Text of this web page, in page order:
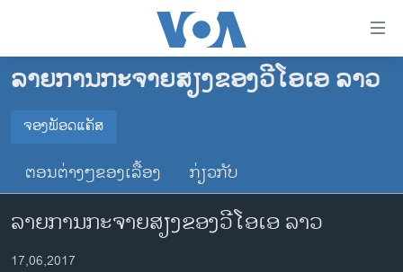
ເຂົ້າ
ຂ້າມ
ໄປ
ຊອກ
ຄົ້ນ
ໂຮມເພຈ
ລາວ
ອາເມຣິກາ
ການເລືອກຕັ້ງ ປະທານາທີບໍດີ ສະຫະລັດ 2024
ຂ່າວ​ຈີນ
ໂລກ
ລາຍການກະຈາຍສຽງຂອງວີໂອເອ ລາວ
ຈອງພັອດແຄັສ
ຈອງພັອດແຄັສ
ຕອນຕ່າງໆຂອງເລື້ອງ ກ່ຽວກັບ
ລາຍການກະຈາຍສຽງຂອງວີໂອເອ ລາວ
17,06,2017